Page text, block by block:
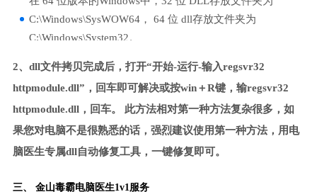
C:\Windows\SysWOW64， 64 位 dll存放文件夹为
C:\Windows\System32。
2、dll文件拷贝完成后，打开“开始-运行-输入regsvr32
httpmodule.dll”，回车即可解决或按win＋R键，输regsvr32
httpmodule.dll，回车。 此方法相对第一种方法复杂很多，如
果您对电脑不是很熟悉的话，强烈建议使用第一种方法，用电
脑医生专属dll自动修复工具，一键修复即可。
三、 金山毒霸电脑医生1v1服务